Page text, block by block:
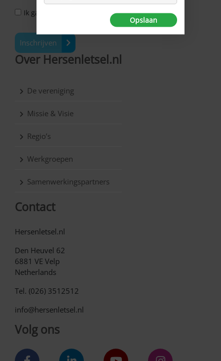
Ik ga akkoord met het Privacy Statement *
Inschrijven
Over Hersenletsel.nl
De vereniging
Missie & Visie
Regio’s
Werkgroepen
Samenwerkingspartners
Contact
Hersenletsel.nl
Den Heuvel 62
6881 VE Velp
Netherlands
Tel. (026) 3512512
info@hersenletsel.nl
Volg ons
Opslaan